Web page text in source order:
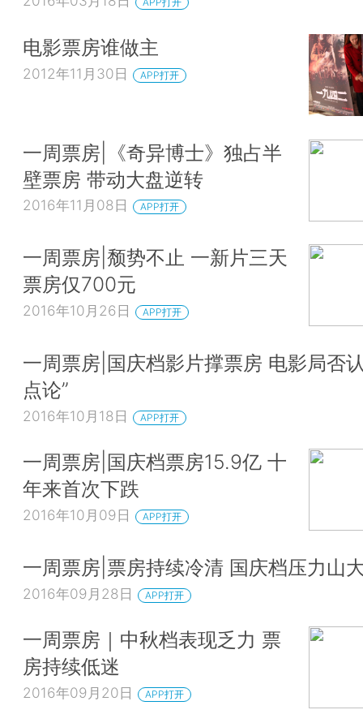
电影票房谁做主
2012年11月30日 APP打开
一周票房|《奇异博士》独占半
壁票房 带动大盘逆转
2016年11月08日 APP打开
一周票房|颓势不止 一新片三天
票房仅700元
2016年10月26日 APP打开
一周票房|国庆档影片撑票房 电影局否
点论”
2016年10月18日 APP打开
一周票房|国庆档票房15.9亿 十
年来首次下跌
2016年10月09日 APP打开
一周票房|票房持续冷清 国庆档压力山
2016年09月28日 APP打开
一周票房｜中秋档表现乏力 票
房持续低迷
2016年09月20日 APP打开